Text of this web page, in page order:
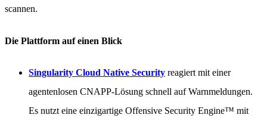
scannen.
Die Plattform auf einen Blick
Singularity Cloud Native Security reagiert mit einer
agentenlosen CNAPP-Lösung schnell auf Warnmeldungen.
Es nutzt eine einzigartige Offensive Security Engine™ mit